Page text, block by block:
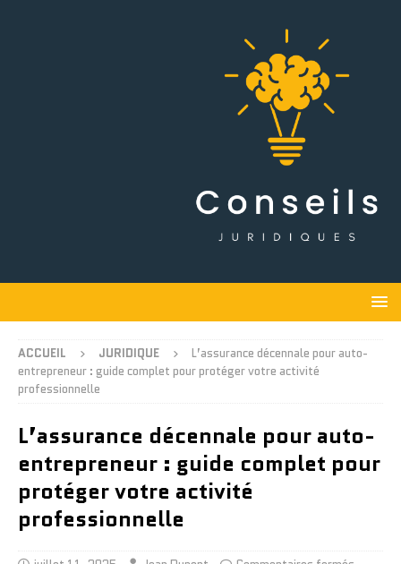
ACCUEIL JURIDIQUE
L’assurance décennale pour auto-
entrepreneur : guide complet pour protéger votre activité
professionnelle
L’assurance décennale pour auto-
entrepreneur : guide complet pour
protéger votre activité
professionnelle